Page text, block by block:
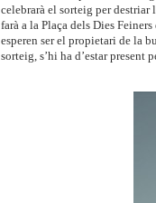
celebrarà el sorteig per
farà a la Plaça dels Dies
esperen ser el propietari de la
sorteig, s’hi ha d’estar present